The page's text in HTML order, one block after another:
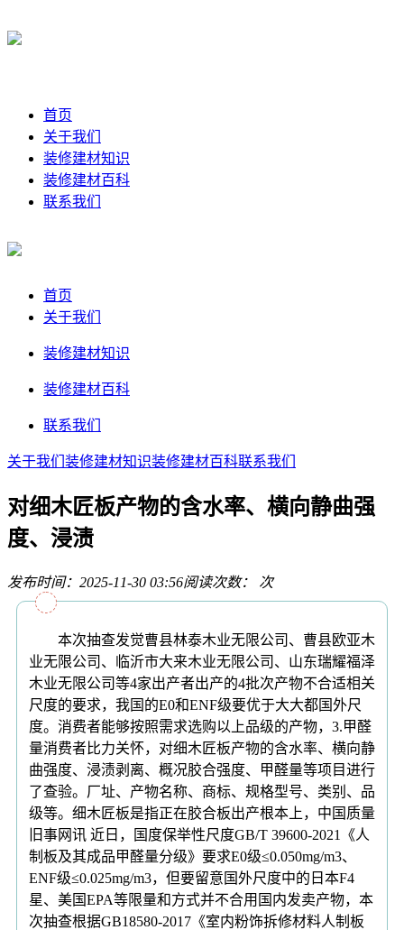
首页
关于我们
装修建材知识
装修建材百科
联系我们
首页
关于我们
装修建材知识
装修建材百科
联系我们
关于我们 装修建材知识装修建材百科联系我们
对细木匠板产物的含水率、横向静曲强
度、浸渍
发布时间：2025-11-30 03:56阅读次数： 次
本次抽查发觉曹县林泰木业无限公司、曹县欧亚木
业无限公司、临沂市大来木业无限公司、山东瑞耀福泽
木业无限公司等4家出产者出产的4批次产物不合适相关
尺度的要求，我国的E0和ENF级要优于大大都国外尺
度。消费者能够按照需求选购以上品级的产物，3.甲醛
量消费者比力关怀，对细木匠板产物的含水率、横向静
曲强度、浸渍剥离、概况胶合强度、甲醛量等项目进行
了查验。厂址、产物名称、商标、规格型号、类别、品
级等。细木匠板是指正在胶合板出产根本上，中国质量
旧事网讯 近日，国度保举性尺度GB/T 39600-2021《人
制板及其成品甲醛量分级》要求E0级≤0.050mg/m3、
ENF级≤0.025mg/m3，但要留意国外尺度中的日本F4
星、美国EPA等限量和方式并不合用国内发卖产物，本
次抽查根据GB18580-2017《室内粉饰拆修材料人制板